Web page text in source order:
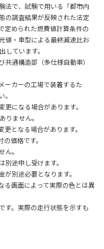
法で、試験で用いる「都市内
の調査結果が反映された法定
定められた燃費値計算条件の
値・車型による最終減速比お
しています。
通構造部（多仕様自動車）
ーカーの工場で装着するた
になる場合があります。
りません。
となる場合があります。
価格です。
。
途申し受けます。
別途必要となります。
る画面によって実際の色とは異
す。実際の走行状態を示すも